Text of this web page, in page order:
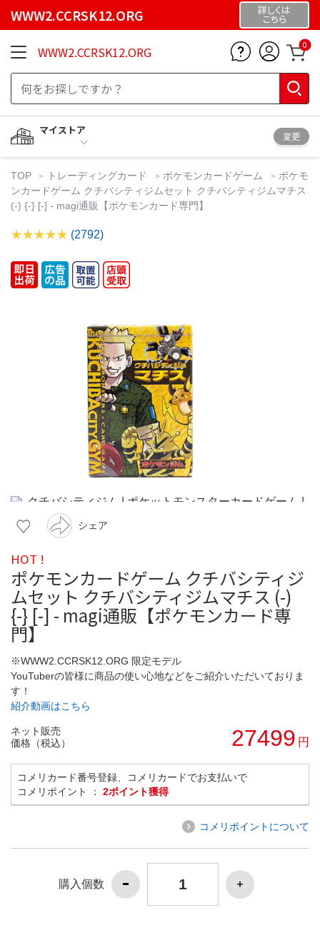
WWW2.CCRSK12.ORG 詳しくは
こちら
WWW2.CCRSK12.ORG 0
マイストア
変更
TOP トレーディングカード ポケモンカードゲーム
ポケモ
ンカードゲーム クチバシティジムセット クチバシティジムマチス
(-) {-} [-] - magi通販【ポケモンカード専門】
(2792)
シェア
HOT !
ポケモンカードゲーム クチバシティジ
ムセット クチバシティジムマチス (-)
{-} [-] - magi通販【ポケモンカード専
門】
※WWW2.CCRSK12.ORG 限定モデル
YouTuberの皆様に商品の使い心地などをご紹介いただいておりま
す！
紹介動画はこちら
ネット販売
価格（税込）
27499 円
コメリカード番号登録、コメリカードでお支払いで
コメリポイント ： 2ポイント獲得
コメリポイントについて
購入個数